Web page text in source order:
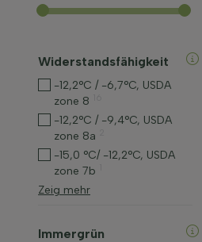
Widerstandsfähigkeit
-12,2°C / -6,7°C, USDA
zone 8
-12,2°C / -9,4°C, USDA
zone 8a
-15,0 °C/ -12,2°C, USDA
zone 7b
Zeig mehr
Immergrün